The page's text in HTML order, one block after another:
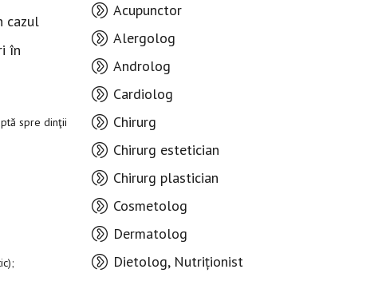
cazul
în
spre dinţii
Acupunctor
Alergolog
Androlog
Cardiolog
Chirurg
Chirurg estetician
Chirurg plastician
Cosmetolog
Dermatolog
Dietolog, Nutriționist